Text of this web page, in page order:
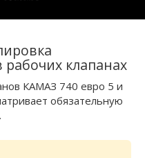
клапанах
КАМАЗ 740 евро 5 и
обязательную